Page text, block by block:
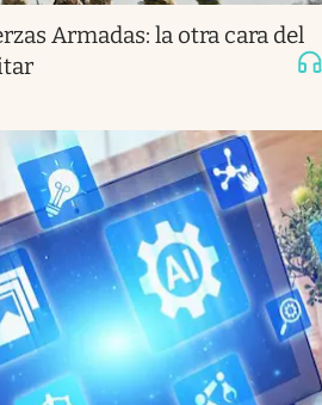
Armadas: la otra cara del